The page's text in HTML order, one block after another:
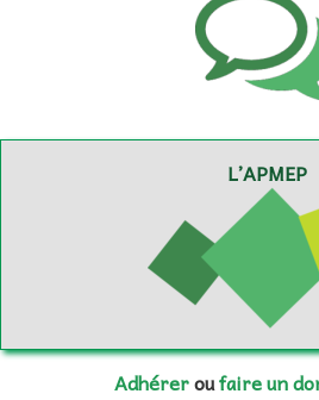
L’APMEP
Adhéreroufaire un